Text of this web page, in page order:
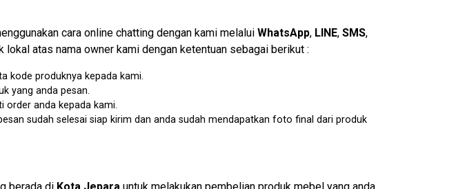
cara online chatting dengan kami melalui WhatsApp, LINE, SMS,
atas nama owner kami dengan ketentuan sebagai berikut :
kode produknya kepada kami.
yang anda pesan.
order anda kepada kami.
sudah selesai siap kirim dan anda sudah mendapatkan foto final dari produk